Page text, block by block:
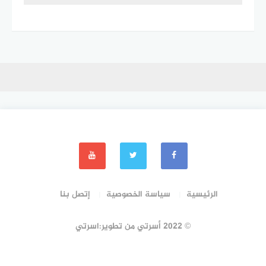
الرئيسية سياسة الخصوصية إتصل بنا
© 2022 أسرتي من تطوير:اسرتي